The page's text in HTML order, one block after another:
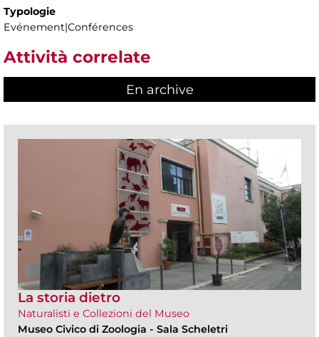
Typologie
Evénement|Conférences
Attività correlate
En archive
La storia dietro
Naturalisti e Collezioni del Museo
Museo Civico di Zoologia - Sala Scheletri